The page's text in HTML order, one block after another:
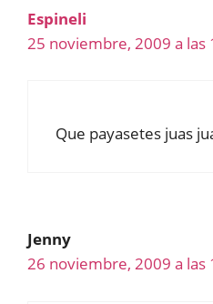
Espineli
25 noviembre, 2009 a las
Que payasetes juas
Jenny
26 noviembre, 2009 a las